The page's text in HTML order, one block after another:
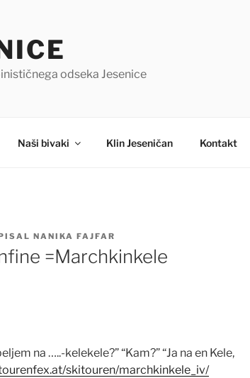
odseka Jesenice
Naši bivaki Klin Jeseničan Kontakt
NANIKA FAJFAR
=Marchkinkele
na …..-kelekele?” “Kam?” “Ja na en Kele,
skitouren/marchkinkele_iv/